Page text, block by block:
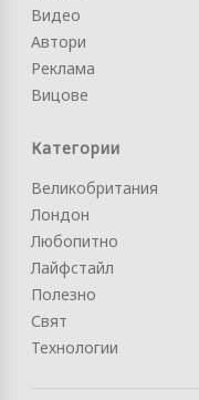
Видео
Автори
Реклама
Вицове
Категории
Великобритания
Лондон
Любопитно
Лайфстайл
Полезно
Свят
Технологии